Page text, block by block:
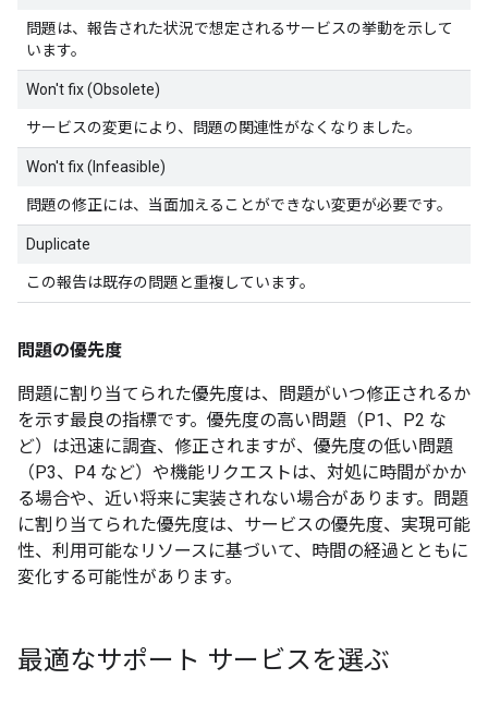
問題は、報告された状況で想定されるサービスの挙動を示して
います。
Won't fix (Obsolete)
サービスの変更により、問題の関連性がなくなりました。
Won't fix (Infeasible)
問題の修正には、当面加えることができない変更が必要です。
Duplicate
この報告は既存の問題と重複しています。
問題の優先度
問題に割り当てられた優先度は、問題がいつ修正されるか
を示す最良の指標です。優先度の高い問題（P1、P2 な
ど）は迅速に調査、修正されますが、優先度の低い問題
（P3、P4 など）や機能リクエストは、対処に時間がかか
る場合や、近い将来に実装されない場合があります。問題
に割り当てられた優先度は、サービスの優先度、実現可能
性、利用可能なリソースに基づいて、時間の経過とともに
変化する可能性があります。
最適なサポート サービスを選ぶ